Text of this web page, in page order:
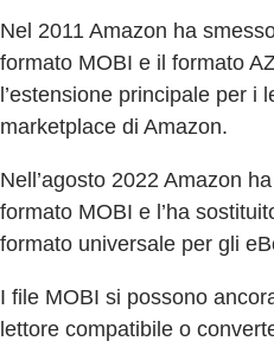
Nel 2011 Amazon ha
formato MOBI e il formato
l’estensione principale per i
marketplace di Amazon.
Nell’agosto 2022 Amazon
formato MOBI e l’ha
formato universale per gli
I file MOBI si possono
lettore compatibile o